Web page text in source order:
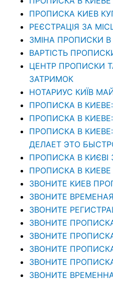
ПРОПИСКА КИЕВ
РЕЄСТРАЦІЯ ЗА
ЗМІНА ПРОПИСКИ
ВАРТІСТЬ
ЦЕНТР ПРОПИСКИ
ЗАТРИМОК
НОТАРИУС КИЇВ
ПРОПИСКА В
ПРОПИСКА В
ПРОПИСКА В
ДЕЛАЕТ ЭТО
ПРОПИСКА В КИЄВІ
ПРОПИСКА В КИЕВЕ
ЗВОНИТЕ КИЕВ
ЗВОНИТЕ
ЗВОНИТЕ
ЗВОНИТЕ
ЗВОНИТЕ
ЗВОНИТЕ
ЗВОНИТЕ
ЗВОНИТЕ